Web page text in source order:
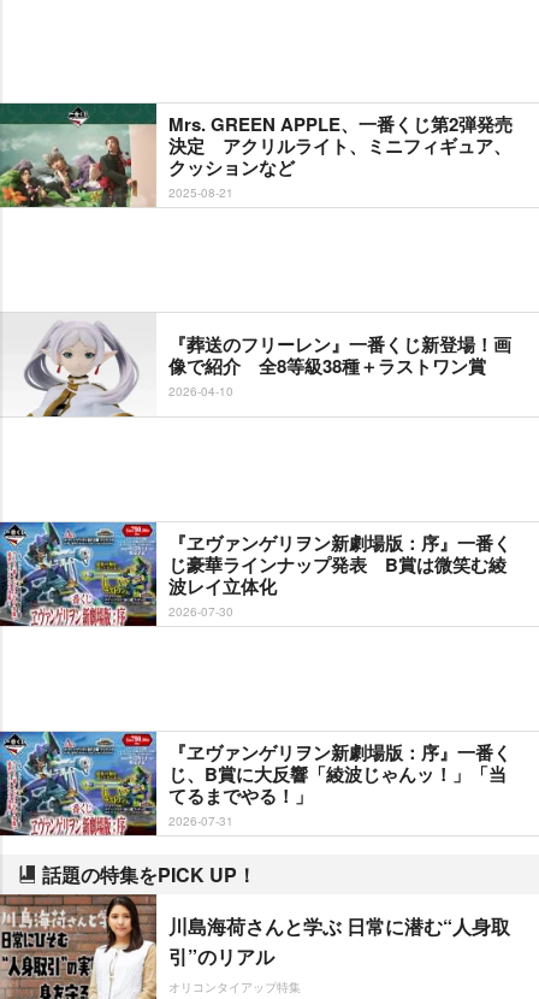
Mrs. GREEN APPLE、一番くじ第2弾発売
決定 アクリルライト、ミニフィギュア、
クッションなど
2025-08-21
『葬送のフリーレン』一番くじ新登場！画
像で紹介 全8等級38種＋ラストワン賞
2026-04-10
『ヱヴァンゲリヲン新劇場版：序』一番く
じ豪華ラインナップ発表 B賞は微笑む綾
波レイ立体化
2026-07-30
『ヱヴァンゲリヲン新劇場版：序』一番く
じ、B賞に大反響「綾波じゃんッ！」「当
てるまでやる！」
2026-07-31
話題の特集をPICK UP！
川島海荷さんと学ぶ 日常に潜む“人身取
引”のリアル
オリコンタイアップ特集